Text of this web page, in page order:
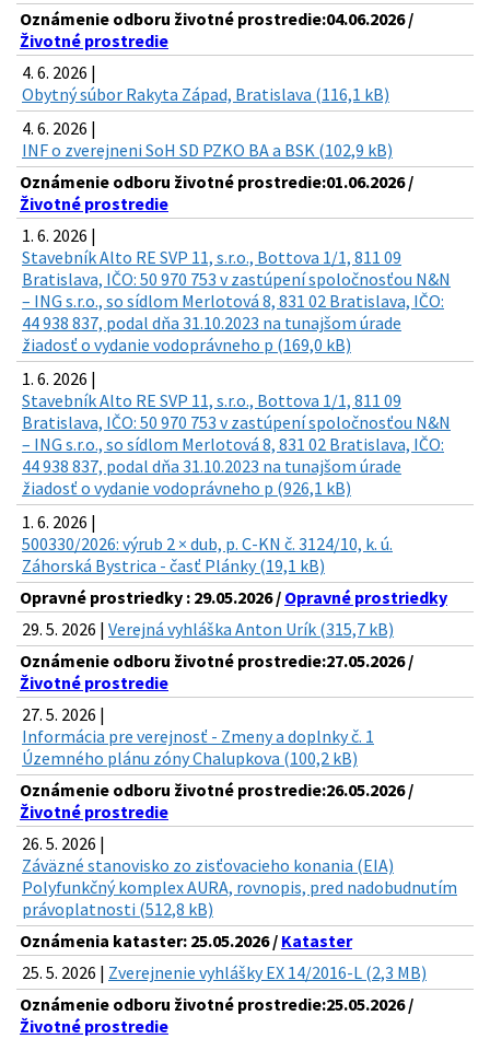
Oznámenie odboru životné prostredie:04.06.2026 /
Životné prostredie
4. 6. 2026 |
Obytný súbor Rakyta Západ, Bratislava (116,1 kB)
4. 6. 2026 |
INF o zverejneni SoH SD PZKO BA a BSK (102,9 kB)
Oznámenie odboru životné prostredie:01.06.2026 /
Životné prostredie
1. 6. 2026 |
Stavebník Alto RE SVP 11, s.r.o., Bottova 1/1, 811 09
Bratislava, IČO: 50 970 753 v zastúpení spoločnosťou N&N
– ING s.r.o., so sídlom Merlotová 8, 831 02 Bratislava, IČO:
44 938 837, podal dňa 31.10.2023 na tunajšom úrade
žiadosť o vydanie vodoprávneho p (169,0 kB)
1. 6. 2026 |
Stavebník Alto RE SVP 11, s.r.o., Bottova 1/1, 811 09
Bratislava, IČO: 50 970 753 v zastúpení spoločnosťou N&N
– ING s.r.o., so sídlom Merlotová 8, 831 02 Bratislava, IČO:
44 938 837, podal dňa 31.10.2023 na tunajšom úrade
žiadosť o vydanie vodoprávneho p (926,1 kB)
1. 6. 2026 |
500330/2026: výrub 2 × dub, p. C-KN č. 3124/10, k. ú.
Záhorská Bystrica - časť Plánky (19,1 kB)
Opravné prostriedky : 29.05.2026 / Opravné prostriedky
29. 5. 2026 | Verejná vyhláška Anton Urík (315,7 kB)
Oznámenie odboru životné prostredie:27.05.2026 /
Životné prostredie
27. 5. 2026 |
Informácia pre verejnosť - Zmeny a doplnky č. 1
Územného plánu zóny Chalupkova (100,2 kB)
Oznámenie odboru životné prostredie:26.05.2026 /
Životné prostredie
26. 5. 2026 |
Záväzné stanovisko zo zisťovacieho konania (EIA)
Polyfunkčný komplex AURA, rovnopis, pred nadobudnutím
právoplatnosti (512,8 kB)
Oznámenia kataster: 25.05.2026 / Kataster
25. 5. 2026 | Zverejnenie vyhlášky EX 14/2016-L (2,3 MB)
Oznámenie odboru životné prostredie:25.05.2026 /
Životné prostredie